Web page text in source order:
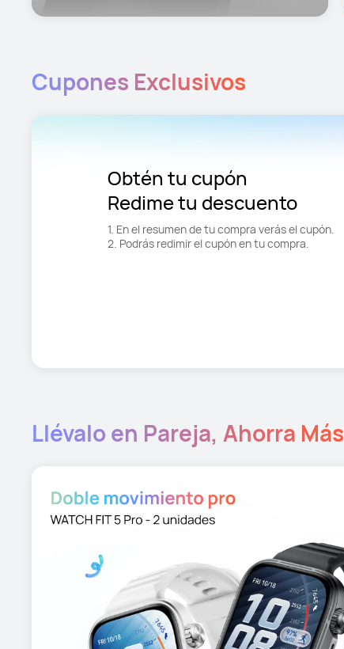
Cupones Exclusivos
Obtén tu cupón
Redime tu descuento
1. En el resumen de tu compra verás el cupón.
2. Podrás redimir el cupón en tu compra.
Llévalo en Pareja, Ahorra Más